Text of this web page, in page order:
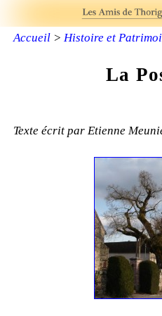
Accueil> Histoire et
La
Texte écrit par Etienne